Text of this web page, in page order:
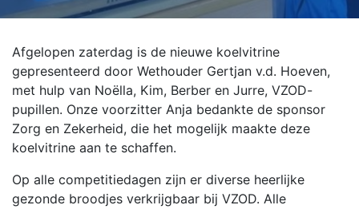
Afgelopen zaterdag is de nieuwe koelvitrine
gepresenteerd door Wethouder Gertjan v.d. Hoeven,
met hulp van Noëlla, Kim, Berber en Jurre, VZOD-
pupillen. Onze voorzitter Anja bedankte de sponsor
Zorg en Zekerheid, die het mogelijk maakte deze
koelvitrine aan te schaffen.
Op alle competitiedagen zijn er diverse heerlijke
gezonde broodjes verkrijgbaar bij VZOD. Alle